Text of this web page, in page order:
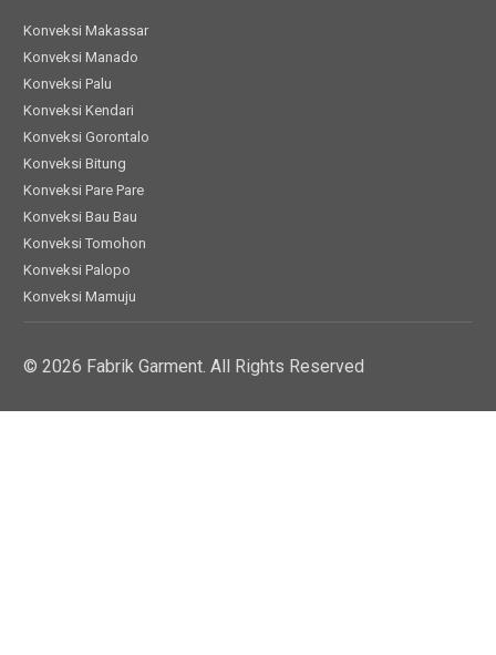
Konveksi Makassar
Konveksi Manado
Konveksi Palu
Konveksi Kendari
Konveksi Gorontalo
Konveksi Bitung
Konveksi Pare Pare
Konveksi Bau Bau
Konveksi Tomohon
Konveksi Palopo
Konveksi Mamuju
© 2026 Fabrik Garment. All Rights Reserved